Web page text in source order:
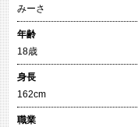
みーさ
年齢
18歳
身長
162cm
職業